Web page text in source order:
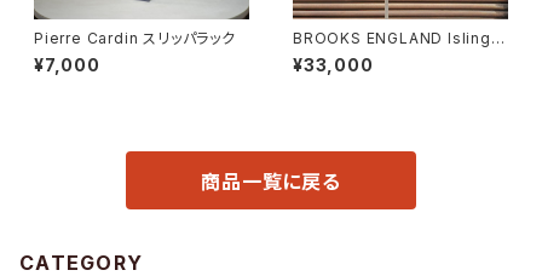
Pierre Cardin スリッパラック
¥7,000
BROOKS ENGLAND Islingto
n Rucksack
¥33,000
商品一覧に戻る
CATEGORY